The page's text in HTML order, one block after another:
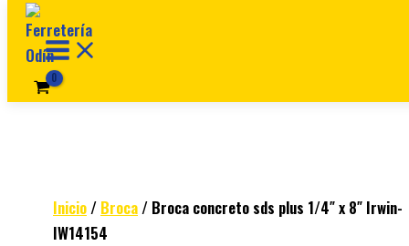
Ir al contenido
Inicio/ Broca/ Broca concreto sds plus 1/4″ x 8″ Irwin-
IW14154